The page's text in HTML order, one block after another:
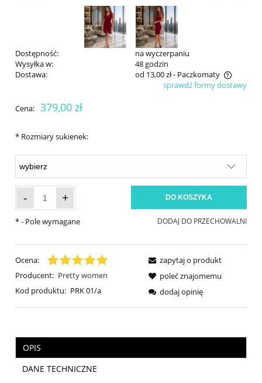
Dostępność:
na wyczerpaniu
Wysyłka w:
48 godzin
Dostawa:
od 13,00 zł- Paczkomaty
Cena nie zawiera ewentualnych kosztów płatnościsprawdź formy dostawy
Cena: 379,00 zł
* Rozmiary sukienek:
- + DO KOSZYKA
DODAJ DO PRZECHOWALNI
*- Pole wymagane
Ocena:
Producent: Pretty women
Kod produktu: PRK 01/a
zapytaj o produkt
poleć znajomemu
dodaj opinię
OPIS
DANE TECHNICZNE